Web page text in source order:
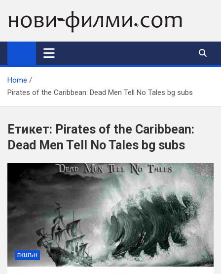
content
Home
Pirates of the Caribbean: Dead Men Tell No Tales bg subs
Етикет: Pirates of the Caribbean:
Dead Men Tell No Tales bg subs
ЕКШЪН